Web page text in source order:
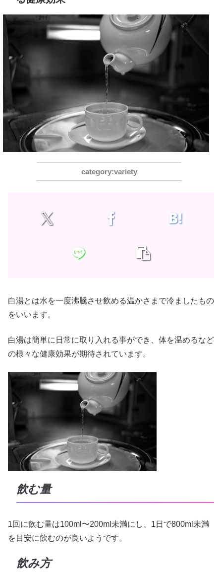
variety
白湯とは水を一度沸騰させ飲める温かさまで冷ましたもの
をいいます。
白湯は簡単に日常に取り入れる事ができ、体を温めるなど
の様々な健康効果が期待されています。
飲む量
1回に飲む量は100ml〜200ml未満にし、1日で800ml未満
を目安に飲むのが良いようです。
飲み方